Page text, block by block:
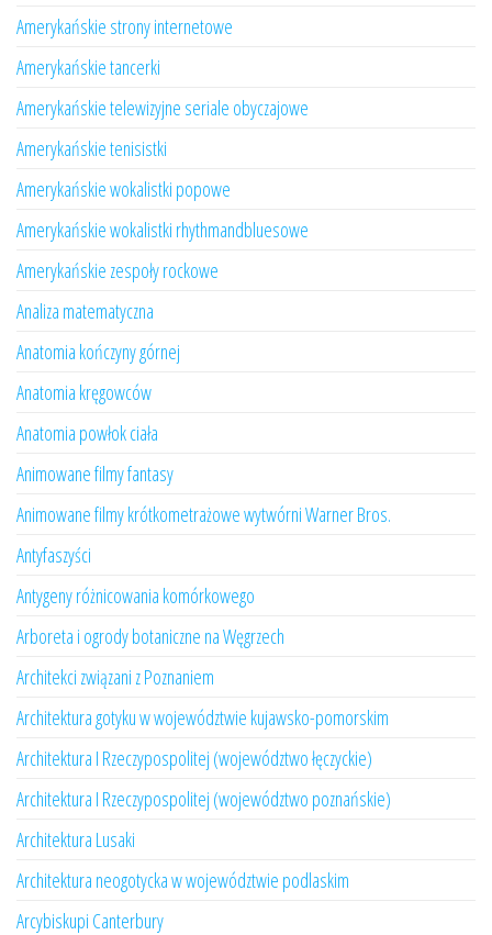
Amerykańskie strony internetowe
Amerykańskie tancerki
Amerykańskie telewizyjne seriale obyczajowe
Amerykańskie tenisistki
Amerykańskie wokalistki popowe
Amerykańskie wokalistki rhythmandbluesowe
Amerykańskie zespoły rockowe
Analiza matematyczna
Anatomia kończyny górnej
Anatomia kręgowców
Anatomia powłok ciała
Animowane filmy fantasy
Animowane filmy krótkometrażowe wytwórni Warner Bros.
Antyfaszyści
Antygeny różnicowania komórkowego
Arboreta i ogrody botaniczne na Węgrzech
Architekci związani z Poznaniem
Architektura gotyku w województwie kujawsko-pomorskim
Architektura I Rzeczypospolitej (województwo łęczyckie)
Architektura I Rzeczypospolitej (województwo poznańskie)
Architektura Lusaki
Architektura neogotycka w województwie podlaskim
Arcybiskupi Canterbury